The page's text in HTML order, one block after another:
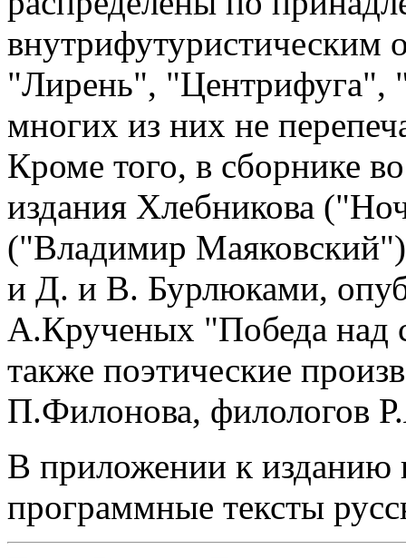
внутрифутуристическим
"Лирень", "Центрифуга",
многих из них не
Кроме того, в сборнике
издания Хлебникова
("Владимир
и Д. и В. Бурлюками,
А.Крученых "Победа над
также поэтические
П.Филонова, филологов
В приложении к изданию
программные тексты